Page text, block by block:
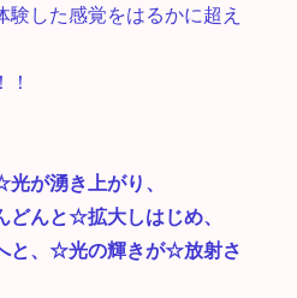
験した感覚をはるかに超え
が湧き上がり、
んと☆拡大しはじめ、
と、☆光の輝きが☆放射さ